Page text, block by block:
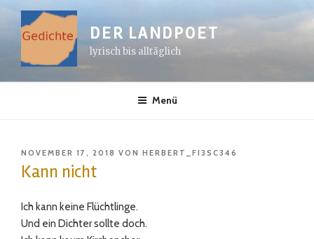
Inhalt
springen
DER LANDPOET
lyrisch bis alltäglich
Menü
VERÖFFENTLICHT
AM
NOVEMBER 17, 2018 VON HERBERT_FI3SC346
Kann nicht
Ich kann keine Flüchtlinge.
Und ein Dichter sollte doch.